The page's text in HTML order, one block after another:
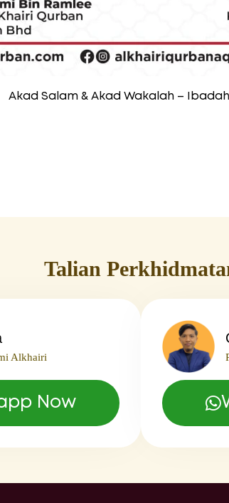
Akad Salam & Akad Wakalah –
Talian
Alkhairi
Now